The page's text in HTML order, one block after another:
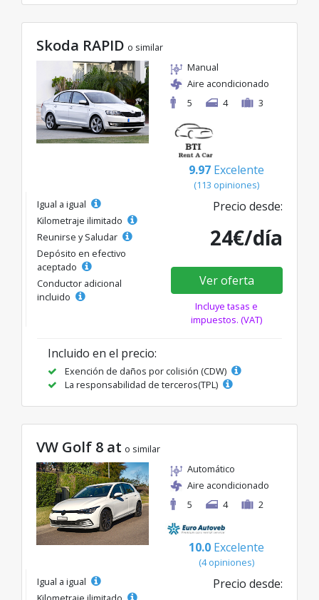
Skoda RAPID o similar
Manual
Aire acondicionado
5
4 3
9.97 Excelente
(113 opiniones)
Igual a igual
Kilometraje ilimitado
Reunirse y Saludar
Depósito en efectivo
aceptado
Conductor adicional
incluido
Precio desde:
24€/día
Ver oferta
Incluye tasas e
impuestos. (VAT)
Incluido en el precio:
Exención de daños por colisión (CDW)
La responsabilidad de terceros(TPL)
VW Golf 8 at o similar
Automático
Aire acondicionado
5
4 2
10.0 Excelente
(4 opiniones)
Igual a igual
Precio desde: